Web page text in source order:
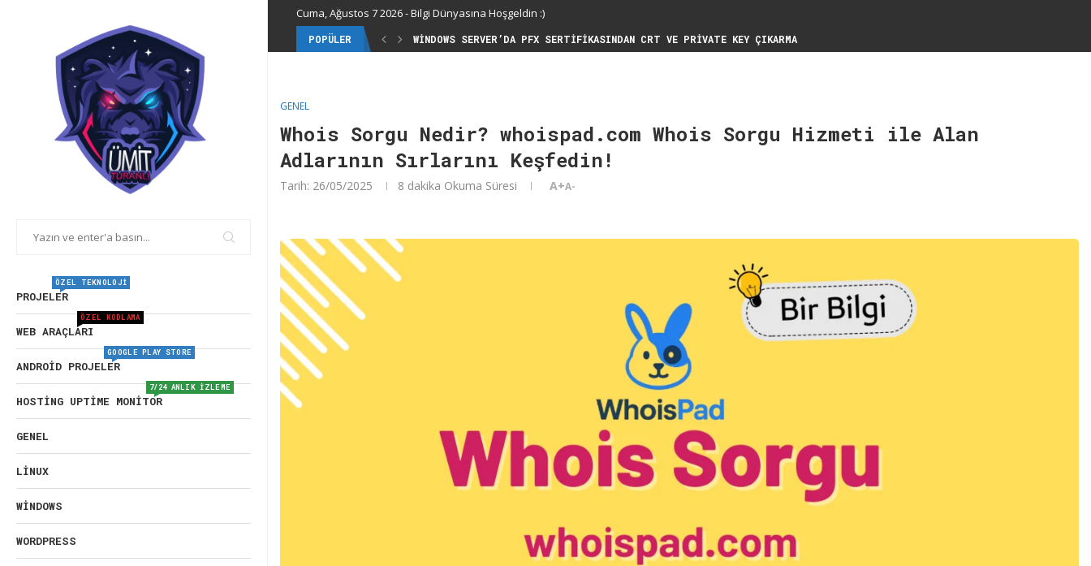
PROJELER
ÖZEL TEKNOLOJI
WEB ARAÇLARI
ÖZEL KODLAMA
ANDROID PROJELER
GOOGLE PLAY STORE
HOSTING UPTIME MONITOR
7/24 ANLIK İZLEME
GENEL
LINUX
WINDOWS
WORDPRESS
Cuma, Ağustos 7 2026 - Bilgi Dünyasına Hoşgeldin :)
POPÜLER WINDOWS SERVER’DA PFX SERTIFIKASINDAN CRT VE PRIVATE KEY ÇIKARMA
KIVARO VPN NEDIR? ANDROID TELEFONA PLAY STORE’DAN NASIL YÜKLENIR?
GENEL
Whois Sorgu Nedir? whoispad.com Whois Sorgu Hizmeti ile Alan
Adlarının Sırlarını Keşfedin!
Tarih: 26/05/2025 8 dakika Okuma Süresi A+A-